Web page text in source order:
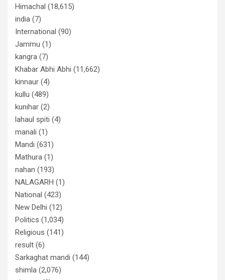
Himachal (18,615)
india (7)
International (90)
Jammu (1)
kangra (7)
Khabar Abhi Abhi (11,662)
kinnaur (4)
kullu (489)
kunihar (2)
lahaul spiti (4)
manali (1)
Mandi (631)
Mathura (1)
nahan (193)
NALAGARH (1)
National (423)
New Delhi (12)
Politics (1,034)
Religious (141)
result (6)
Sarkaghat mandi (144)
shimla (2,076)